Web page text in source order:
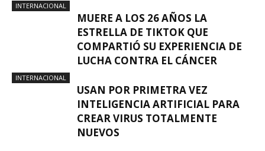
INTERNACIONAL
MUERE A LOS 26 AÑOS LA
ESTRELLA DE TIKTOK QUE
COMPARTIÓ SU EXPERIENCIA DE
LUCHA CONTRA EL CÁNCER
INTERNACIONAL
USAN POR PRIMETRA VEZ
INTELIGENCIA ARTIFICIAL PARA
CREAR VIRUS TOTALMENTE
NUEVOS